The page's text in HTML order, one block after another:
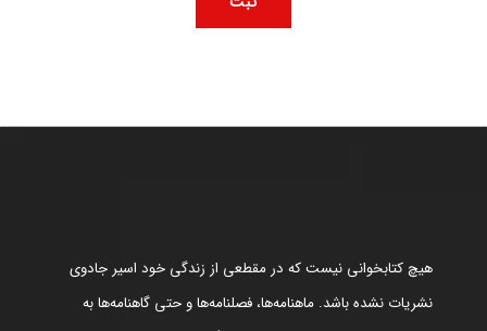
هیچ کتابخوانی نیست که در مقطعی از زندگی خود اسیر جادوی
نشریات نشده باشد. ماهنامه‌ها، فصلنامه‌ها و حتی گاهنامه‌ها به